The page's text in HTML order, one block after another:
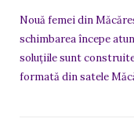
Nouă femei din
schimbarea începe
soluțiile sunt
formată din satele